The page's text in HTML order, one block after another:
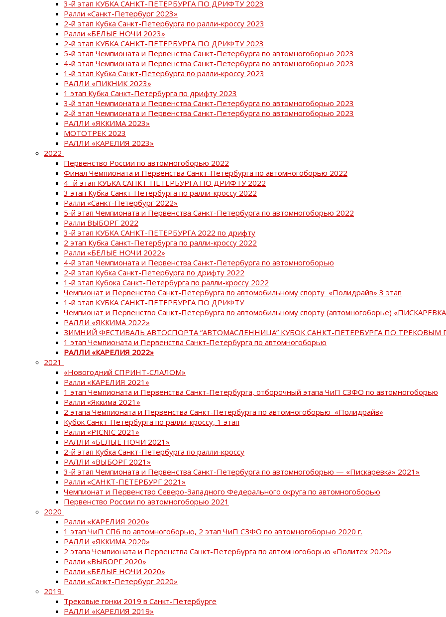
3-й этап КУБКА САНКТ-ПЕТЕРБУРГА ПО ДРИФТУ 2023
Ралли «Санкт-Петербург 2023»
2-й этап Кубка Санкт-Петербурга по ралли-кроссу 2023
Ралли «БЕЛЫЕ НОЧИ 2023»
2-й этап КУБКА САНКТ-ПЕТЕРБУРГА ПО ДРИФТУ 2023
5-й этап Чемпионата и Первенства Санкт-Петербурга по автомногоборью 2023
4-й этап Чемпионата и Первенства Санкт-Петербурга по автомногоборью 2023
1-й этап Кубка Санкт-Петербурга по ралли-кроссу 2023
РАЛЛИ «ПИКНИК 2023»
1 этап Кубка Санкт-Петербурга по дрифту 2023
3-й этап Чемпионата и Первенства Санкт-Петербурга по автомногоборью 2023
2-й этап Чемпионата и Первенства Санкт-Петербурга по автомногоборью 2023
РАЛЛИ «ЯККИМА 2023»
МОТОТРЕК 2023
РАЛЛИ «КАРЕЛИЯ 2023»
2022
Первенство России по автомногоборью 2022
Финал Чемпионата и Первенства Санкт-Петербурга по автомногоборью 2022
4 -й этап КУБКА САНКТ-ПЕТЕРБУРГА ПО ДРИФТУ 2022
3 этап Кубка Санкт-Петербурга по ралли-кроссу 2022
Ралли «Санкт-Петербург 2022»
5-й этап Чемпионата и Первенства Санкт-Петербурга по автомногоборью 2022
Ралли ВЫБОРГ 2022
3-й этап КУБКА САНКТ-ПЕТЕРБУРГА 2022 по дрифту
2 этап Кубка Санкт-Петербурга по ралли-кроссу 2022
Ралли «БЕЛЫЕ НОЧИ 2022»
4-й этап Чемпионата и Первенства Санкт-Петербурга по автомногоборью
2-й этап Кубка Санкт-Петербурга по дрифту 2022
1-й этап Кубока Санкт-Петербурга по ралли-кроссу 2022
Чемпионат и Первенство Санкт-Петербурга по автомобильному спорту «Полидрайв» 3 этап
1-й этап КУБКА САНКТ-ПЕТЕРБУРГА ПО ДРИФТУ
Чемпионат и Первенство Санкт-Петербурга по автомобильному спорту (автомногоборье)
РАЛЛИ «ЯККИМА 2022»
ЗИМНИЙ ФЕСТИВАЛЬ АВТОСПОРТА “АВТОМАСЛЕННИЦА” КУБОК САНКТ-ПЕТЕРБУРГА ПО ТРЕКОВЫМ
1 этап Чемпионата и Первенства Санкт-Петербурга по автомногоборью
РАЛЛИ «КАРЕЛИЯ 2022»
2021
«Новогодний СПРИНТ-СЛАЛОМ»
Ралли «КАРЕЛИЯ 2021»
1 этап Чемпионата и Первенства Санкт-Петербурга, отборочный этапа ЧиП СЗФО по автомногоборью
Ралли «Яккима 2021»
2 этапа Чемпионата и Первенства Санкт-Петербурга по автомногоборью «Полидрайв»
Кубок Санкт-Петербурга по ралли-кроссу, 1 этап
Ралли «PICNIC 2021»
РАЛЛИ «БЕЛЫЕ НОЧИ 2021»
2-й этап Кубка Санкт-Петербурга по ралли-кроссу
РАЛЛИ «ВЫБОРГ 2021»
3-й этап Чемпионата и Первенства Санкт-Петербурга по автомногоборью — «Пискаревка» 2021»
Ралли «САНКТ-ПЕТЕРБУРГ 2021»
Чемпионат и Первенство Северо-Западного Федерального округа по автомногоборью
Первенство России по автомногоборью 2021
2020
Ралли «КАРЕЛИЯ 2020»
1 этап ЧиП СПб по автомногоборью, 2 этап ЧиП СЗФО по автомногоборью 2020 г.
РАЛЛИ «ЯККИМА 2020»
2 этапа Чемпионата и Первенства Санкт-Петербурга по автомногоборью «Политех 2020»
Ралли «ВЫБОРГ 2020»
Ралли «БЕЛЫЕ НОЧИ 2020»
Ралли «Санкт-Петербург 2020»
2019
Трековые гонки 2019 в Санкт-Петербурге
РАЛЛИ «КАРЕЛИЯ 2019»